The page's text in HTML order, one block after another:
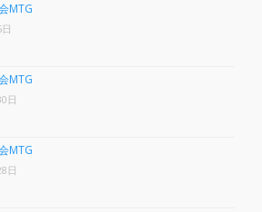
MTG
MTG
日
MTG
日